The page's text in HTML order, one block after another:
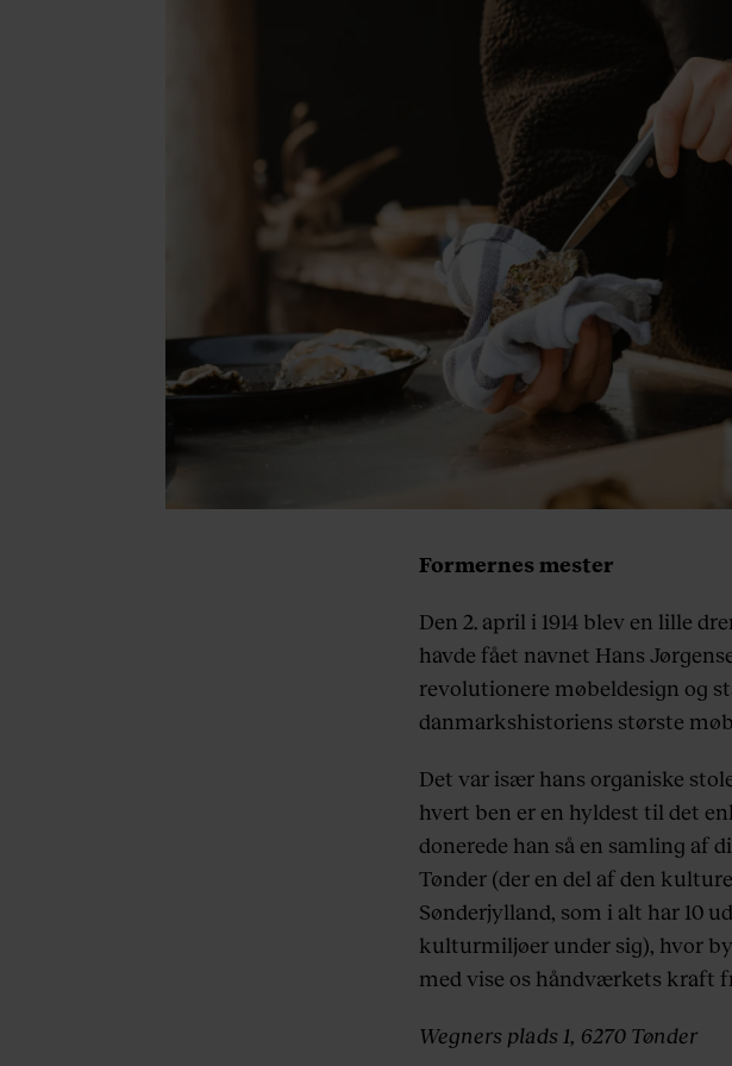
Formernes mester
Den 2. april i 1914 blev en lille
havde fået navnet Hans
revolutionere møbeldesign og
danmarkshistoriens største
Det var især hans organiske
hvert ben er en hyldest til det
donerede han så en samling af
Tønder (der en del af den
Sønderjylland, som i alt har 10
kulturmiljøer under sig), hvor
med vise os håndværkets kraft
Wegners plads 1, 6270 Tønder